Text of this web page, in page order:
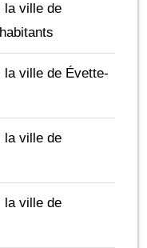
la ville de
la ville de Évette-
la ville de
la ville de